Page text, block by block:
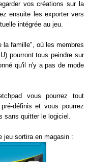
vos créations sur la
ensuite les exporter vers
intégrée au jeu.
la famille", où les membres
pourront tous peindre sur
qu'il n'y a pas de mode
vous pourrez tout
définis et vous pourrez
sans quitter le logiciel.
jeu sortira en magasin :